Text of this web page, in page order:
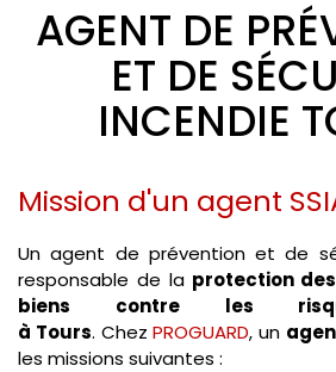
AGENT DE
ET DE
INCENDIE
Mission d'un agent
Un agent de prévention et de
responsable de laprotection
biens contre les
à Tours. ChezPROGUARD, un
les missions suivantes :